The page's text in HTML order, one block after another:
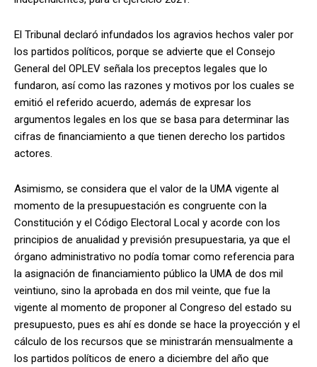
El Tribunal declaró infundados los agravios hechos valer por
los partidos políticos, porque se advierte que el Consejo
General del OPLEV señala los preceptos legales que lo
fundaron, así como las razones y motivos por los cuales se
emitió el referido acuerdo, además de expresar los
argumentos legales en los que se basa para determinar las
cifras de financiamiento a que tienen derecho los partidos
actores.
Asimismo, se considera que el valor de la UMA vigente al
momento de la presupuestación es congruente con la
Constitución y el Código Electoral Local y acorde con los
principios de anualidad y previsión presupuestaria, ya que el
órgano administrativo no podía tomar como referencia para
la asignación de financiamiento público la UMA de dos mil
veintiuno, sino la aprobada en dos mil veinte, que fue la
vigente al momento de proponer al Congreso del estado su
presupuesto, pues es ahí es donde se hace la proyección y el
cálculo de los recursos que se ministrarán mensualmente a
los partidos políticos de enero a diciembre del año que